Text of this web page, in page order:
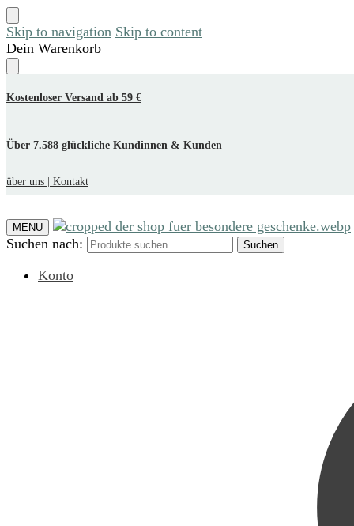
Skip to navigation Skip to content
Dein Warenkorb
Kostenloser Versand ab 59 €
Über 7.588 glückliche Kundinnen & Kunden
über uns | Kontakt
MENU
Suchen nach: Suchen
Konto